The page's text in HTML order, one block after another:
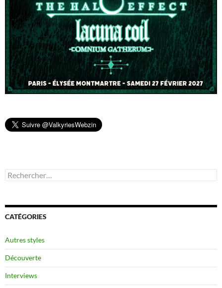
Rechercher :
CATÉGORIES
Autres styles
Découverte
Interviews